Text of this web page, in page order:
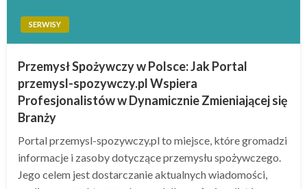
SERWISY
Przemysł Spożywczy w Polsce: Jak Portal
przemysl-spozywczy.pl Wspiera
Profesjonalistów w Dynamicznie Zmieniającej się
Branży
Portal przemysl-spozywczy.pl to miejsce, które gromadzi
informacje i zasoby dotyczące przemysłu spożywczego.
Jego celem jest dostarczanie aktualnych wiadomości,